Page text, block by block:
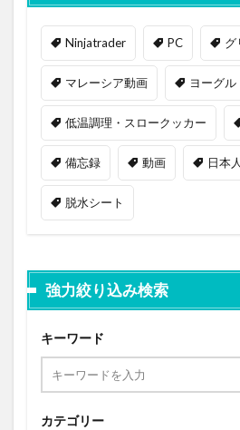
Ninjatrader PC グ
マレーシア動画 ヨーグル
低温調理・スロークッカー
備忘録 動画 日本
脱水シート
強力絞り込み検索
キーワード
カテゴリー